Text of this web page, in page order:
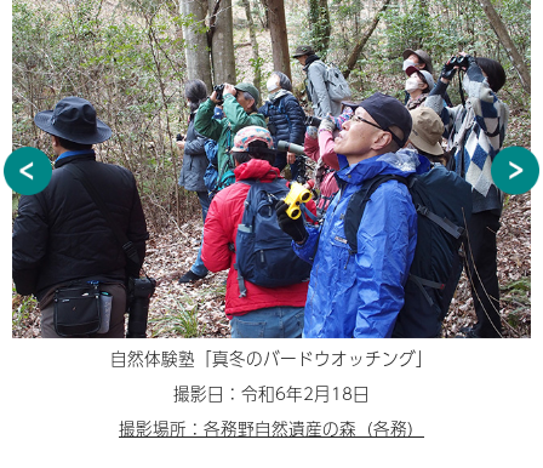
自然体験塾「真冬のバードウオッチング」
撮影日：令和6年2月18日
撮影場所：各務野自然遺産の森（各務）